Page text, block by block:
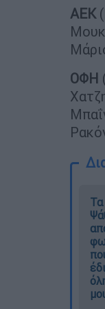
ΑΕΚ
ΟΦΗ
Τα